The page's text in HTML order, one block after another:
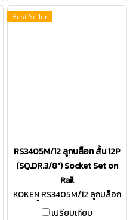
Best Seller
RS3405M/12 ลูกบล็อก สั้น 12P
(SQ.DR.3/8") Socket Set on
Rail
KOKEN RS3405M/12 ลูกบล็อก
สั้น 12P SQ.DR.3/8"
เปรียบเทียบ